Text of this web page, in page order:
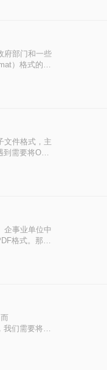
府部门和一些
）格式的广
换任务。
文件格式，主
需要将OFD
企事业单位中
格式。那么
我们需要将